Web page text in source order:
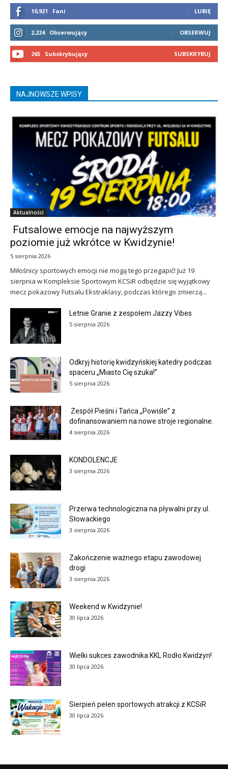
10,921 Fani LUBIĘ
2,224 Obserwujący OBSERWUJ
265 Subskrybujący SUBSKRYBUJ
NAJNOWSZE WPISY
Aktualności
Futsalowe emocje na najwyższym
poziomie już wkrótce w Kwidzynie!
5 sierpnia 2026
Miłośnicy sportowych emocji nie mogą tego przegapić! Już 19
sierpnia w Kompleksie Sportowym KCSiR odbędzie się wyjątkowy
mecz pokazowy Futsalu Ekstraklasy, podczas którego zmierzą...
Letnie Granie z zespołem Jazzy Vibes
5 sierpnia 2026
Odkryj historię kwidzyńskiej katedry podczas
spaceru „Miasto Cię szuka!”
5 sierpnia 2026
Zespół Pieśni i Tańca „Powiśle” z
dofinansowaniem na nowe stroje regionalne.
4 sierpnia 2026
KONDOLENCJE
3 sierpnia 2026
Przerwa technologiczna na pływalni przy ul.
Słowackiego
3 sierpnia 2026
Zakończenie ważnego etapu zawodowej
drogi
3 sierpnia 2026
Weekend w Kwidzynie!
30 lipca 2026
Wielki sukces zawodnika KKL Rodło Kwidzyn!
30 lipca 2026
Sierpień pełen sportowych atrakcji z KCSiR
30 lipca 2026